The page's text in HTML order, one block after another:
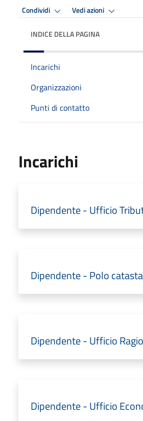
Condividi Vedi azioni
INDICE DELLA PAGINA
Incarichi
Organizzazioni
Punti di contatto
Incarichi
Dipendente - Ufficio
Dipendente - Polo
Dipendente - Ufficio
Dipendente - Ufficio